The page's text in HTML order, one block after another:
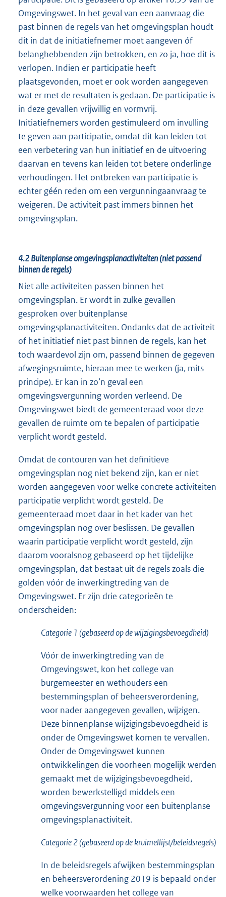
Omgevingswet. In het geval van een aanvraag die
past binnen de regels van het omgevingsplan houdt
dit in dat de initiatiefnemer moet aangeven óf
belanghebbenden zijn betrokken, en zo ja, hoe dit is
verlopen. Indien er participatie heeft
plaatsgevonden, moet er ook worden aangegeven
wat er met de resultaten is gedaan. De participatie is
in deze gevallen vrijwillig en vormvrij.
Initiatiefnemers worden gestimuleerd om invulling
te geven aan participatie, omdat dit kan leiden tot
een verbetering van hun initiatief en de uitvoering
daarvan en tevens kan leiden tot betere onderlinge
verhoudingen. Het ontbreken van participatie is
echter géén reden om een vergunningaanvraag te
weigeren. De activiteit past immers binnen het
omgevingsplan.
4.2Buitenplanse omgevingsplanactiviteiten (niet passend
binnen de regels)
Niet alle activiteiten passen binnen het
omgevingsplan. Er wordt in zulke gevallen
gesproken over buitenplanse
omgevingsplanactiviteiten. Ondanks dat de activiteit
of het initiatief niet past binnen de regels, kan het
toch waardevol zijn om, passend binnen de gegeven
afwegingsruimte, hieraan mee te werken (ja, mits
principe). Er kan in zo’n geval een
omgevingsvergunning worden verleend. De
Omgevingswet biedt de gemeenteraad voor deze
gevallen de ruimte om te bepalen of participatie
verplicht wordt gesteld.
Omdat de contouren van het definitieve
omgevingsplan nog niet bekend zijn, kan er niet
worden aangegeven voor welke concrete activiteiten
participatie verplicht wordt gesteld. De
gemeenteraad moet daar in het kader van het
omgevingsplan nog over beslissen. De gevallen
waarin participatie verplicht wordt gesteld, zijn
daarom vooralsnog gebaseerd op het tijdelijke
omgevingsplan, dat bestaat uit de regels zoals die
golden vóór de inwerkingtreding van de
Omgevingswet. Er zijn drie categorieën te
onderscheiden:
Categorie 1 (gebaseerd op de wijzigingsbevoegdheid)
Vóór de inwerkingtreding van de
Omgevingswet, kon het college van
burgemeester en wethouders een
bestemmingsplan of beheersverordening,
voor nader aangegeven gevallen, wijzigen.
Deze binnenplanse wijzigingsbevoegdheid is
onder de Omgevingswet komen te vervallen.
Onder de Omgevingswet kunnen
ontwikkelingen die voorheen mogelijk werden
gemaakt met de wijzigingsbevoegdheid,
worden bewerkstelligd middels een
omgevingsvergunning voor een buitenplanse
omgevingsplanactiviteit.
Categorie 2 (gebaseerd op de kruimellijst/beleidsregels)
In de beleidsregels afwijken bestemmingsplan
en beheersverordening 2019 is bepaald onder
welke voorwaarden het college van